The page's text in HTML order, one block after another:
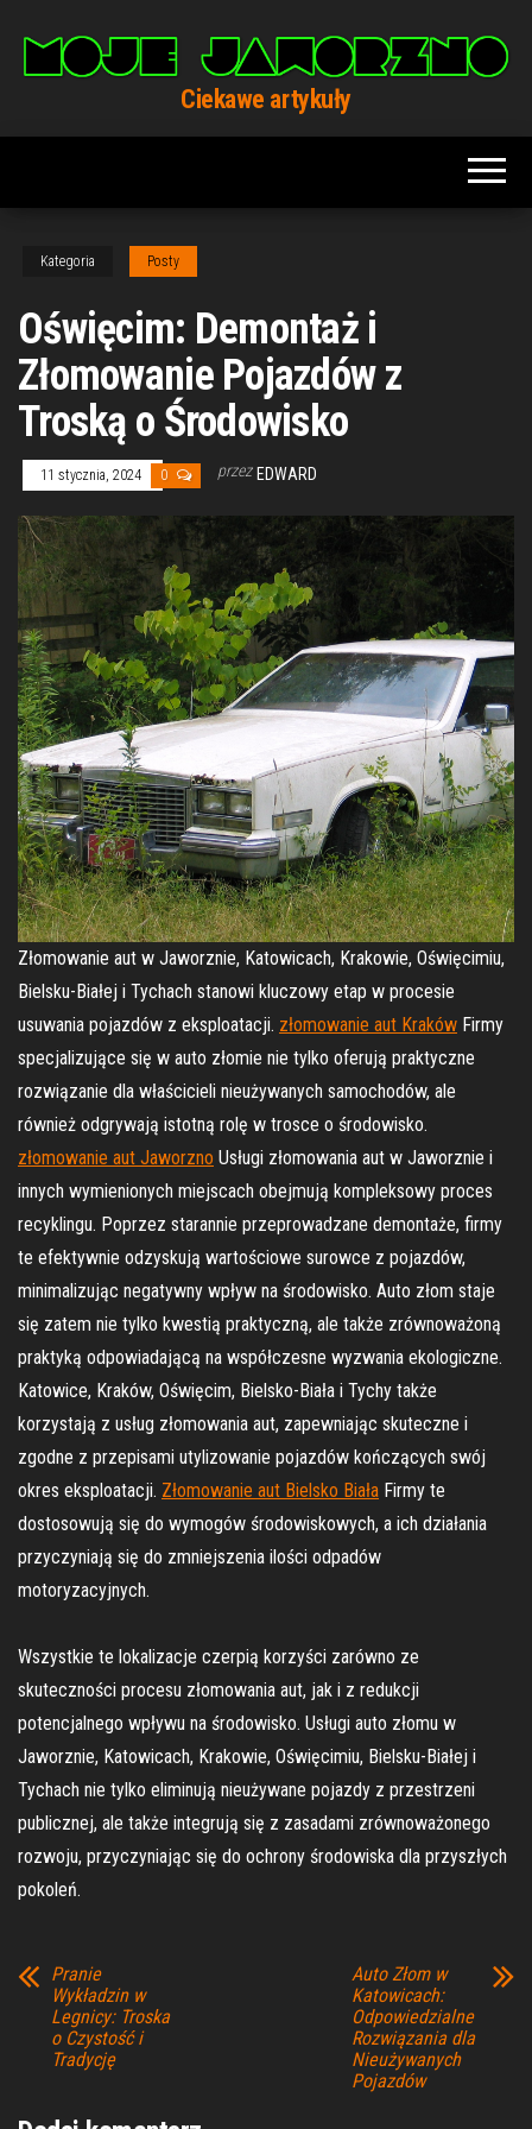
treści
Ciekawe artykuły
Kategoria Posty
Oświęcim: Demontaż i
Złomowanie Pojazdów z
Troską o Środowisko
11 stycznia, 2024 0 przez EDWARD
Złomowanie aut w Jaworznie, Katowicach, Krakowie, Oświęcimiu,
Bielsku-Białej i Tychach stanowi kluczowy etap w procesie
usuwania pojazdów z eksploatacji. złomowanie aut Kraków Firmy
specjalizujące się w auto złomie nie tylko oferują praktyczne
rozwiązanie dla właścicieli nieużywanych samochodów, ale
również odgrywają istotną rolę w trosce o środowisko.
złomowanie aut Jaworzno Usługi złomowania aut w Jaworznie i
innych wymienionych miejscach obejmują kompleksowy proces
recyklingu. Poprzez starannie przeprowadzane demontaże, firmy
te efektywnie odzyskują wartościowe surowce z pojazdów,
minimalizując negatywny wpływ na środowisko. Auto złom staje
się zatem nie tylko kwestią praktyczną, ale także zrównoważoną
praktyką odpowiadającą na współczesne wyzwania ekologiczne.
Katowice, Kraków, Oświęcim, Bielsko-Biała i Tychy także
korzystają z usług złomowania aut, zapewniając skuteczne i
zgodne z przepisami utylizowanie pojazdów kończących swój
okres eksploatacji. Złomowanie aut Bielsko Biała Firmy te
dostosowują się do wymogów środowiskowych, a ich działania
przyczyniają się do zmniejszenia ilości odpadów
motoryzacyjnych.
Wszystkie te lokalizacje czerpią korzyści zarówno ze
skuteczności procesu złomowania aut, jak i z redukcji
potencjalnego wpływu na środowisko. Usługi auto złomu w
Jaworznie, Katowicach, Krakowie, Oświęcimiu, Bielsku-Białej i
Tychach nie tylko eliminują nieużywane pojazdy z przestrzeni
publicznej, ale także integrują się z zasadami zrównoważonego
rozwoju, przyczyniając się do ochrony środowiska dla przyszłych
pokoleń.
Pranie
Wykładzin w
Legnicy: Troska
o Czystość i
Tradycję
Auto Złom w
Katowicach:
Odpowiedzialne
Rozwiązania dla
Nieużywanych
Pojazdów